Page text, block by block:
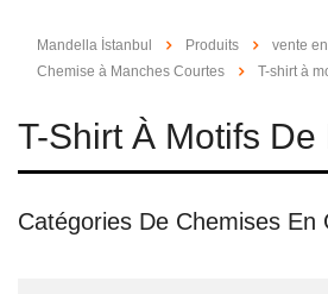
Mandella İstanbul Produits
vente
Chemise à Manches Courtes
T-shirt à
T-Shirt À Motifs De
Catégories De Chemises En